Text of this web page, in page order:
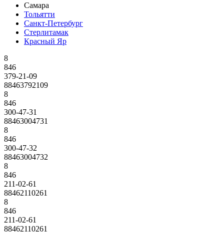
Самара
Тольятти
Санкт-Петербург
Стерлитамак
Красный Яр
8
846
379-21-09
88463792109
8
846
300-47-31
88463004731
8
846
300-47-32
88463004732
8
846
211-02-61
88462110261
8
846
211-02-61
88462110261